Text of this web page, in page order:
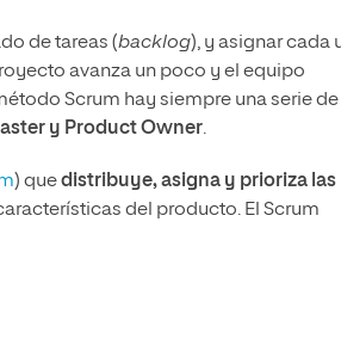
de tareas (backlog), y asignar cada
avanza un poco y el equipo
Scrum hay siempre una serie de
y Product Owner.
) quedistribuye, asigna y prioriza las
del producto. El Scrum